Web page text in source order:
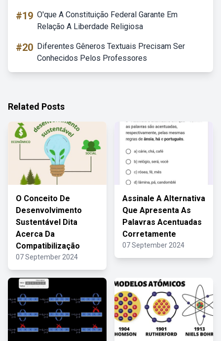
#19 O'que A Constituição Federal Garante Em
Relação A Liberdade Religiosa
#20 Diferentes Gêneros Textuais Precisam Ser
Conhecidos Pelos Professores
Related Posts
O Conceito De
Desenvolvimento
Sustentável Dita
Acerca Da
Compatibilização
07 September 2024
Assinale A Alternativa
Que Apresenta As
Palavras Acentuadas
Corretamente
07 September 2024